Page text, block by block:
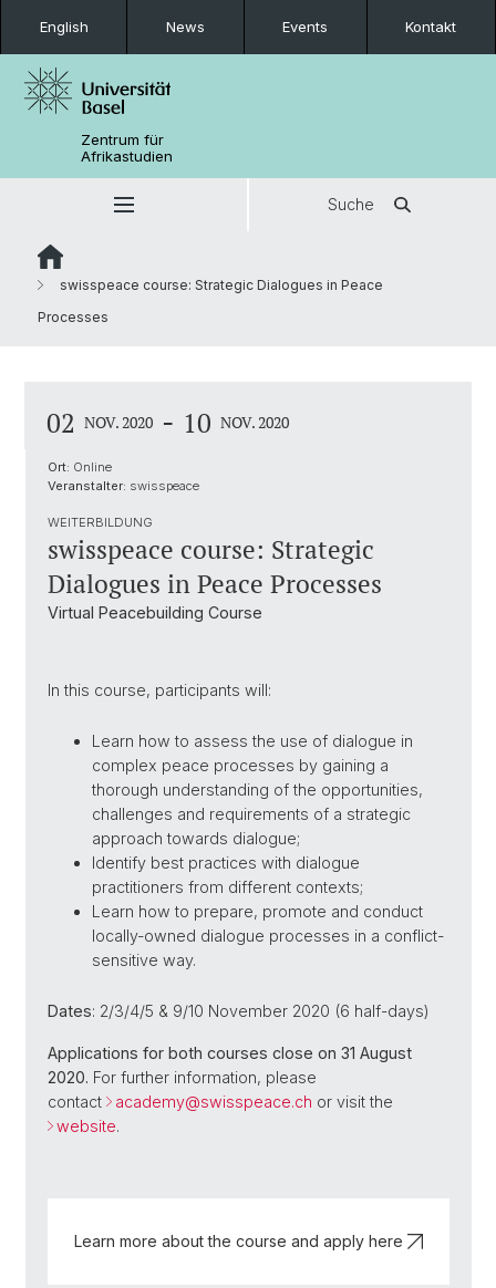
English News Events Kontakt
Zentrum für
Afrikastudien
Suche
swisspeace course: Strategic Dialogues in Peace
Processes
02 NOV. 2020 - 10 NOV. 2020
Ort: Online
Veranstalter: swisspeace
WEITERBILDUNG
swisspeace course: Strategic
Dialogues in Peace Processes
Virtual Peacebuilding Course
In this course, participants will:
Learn how to assess the use of dialogue in
complex peace processes by gaining a
thorough understanding of the opportunities,
challenges and requirements of a strategic
approach towards dialogue;
Identify best practices with dialogue
practitioners from different contexts;
Learn how to prepare, promote and conduct
locally-owned dialogue processes in a conflict-
sensitive way.
Dates: 2/3/4/5 & 9/10 November 2020 (6 half-days)
Applications for both courses close on 31 August
2020. For further information, please
contact
academy@swisspeace.ch or visit the
website.
Learn more about the course and apply here